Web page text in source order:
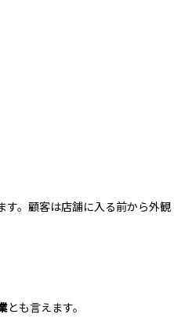
す。顧客は店舗に入る前から外
とも言えます。